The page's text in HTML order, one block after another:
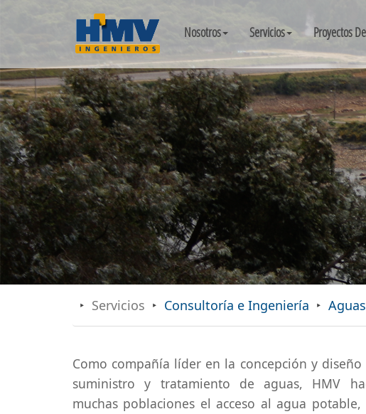
Nosotros Servicios Proyectos
Servicios Consultoría e Ingeniería
Como compañía líder en la concepción y
suministro y tratamiento de aguas, HMV
muchas poblaciones el acceso al agua